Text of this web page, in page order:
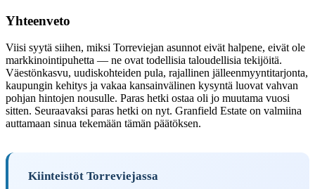
Yhteenveto
Viisi syytä siihen, miksi Torreviejan asunnot eivät halpene, eivät ole
markkinointipuhetta — ne ovat todellisia taloudellisia tekijöitä.
Väestönkasvu, uudiskohteiden pula, rajallinen jälleenmyyntitarjonta,
kaupungin kehitys ja vakaa kansainvälinen kysyntä luovat vahvan
pohjan hintojen nousulle. Paras hetki ostaa oli jo muutama vuosi
sitten. Seuraavaksi paras hetki on nyt. Granfield Estate on valmiina
auttamaan sinua tekemään tämän päätöksen.
Kiinteistöt Torreviejassa